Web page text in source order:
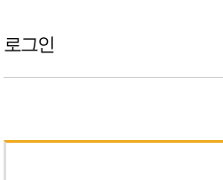
로그인